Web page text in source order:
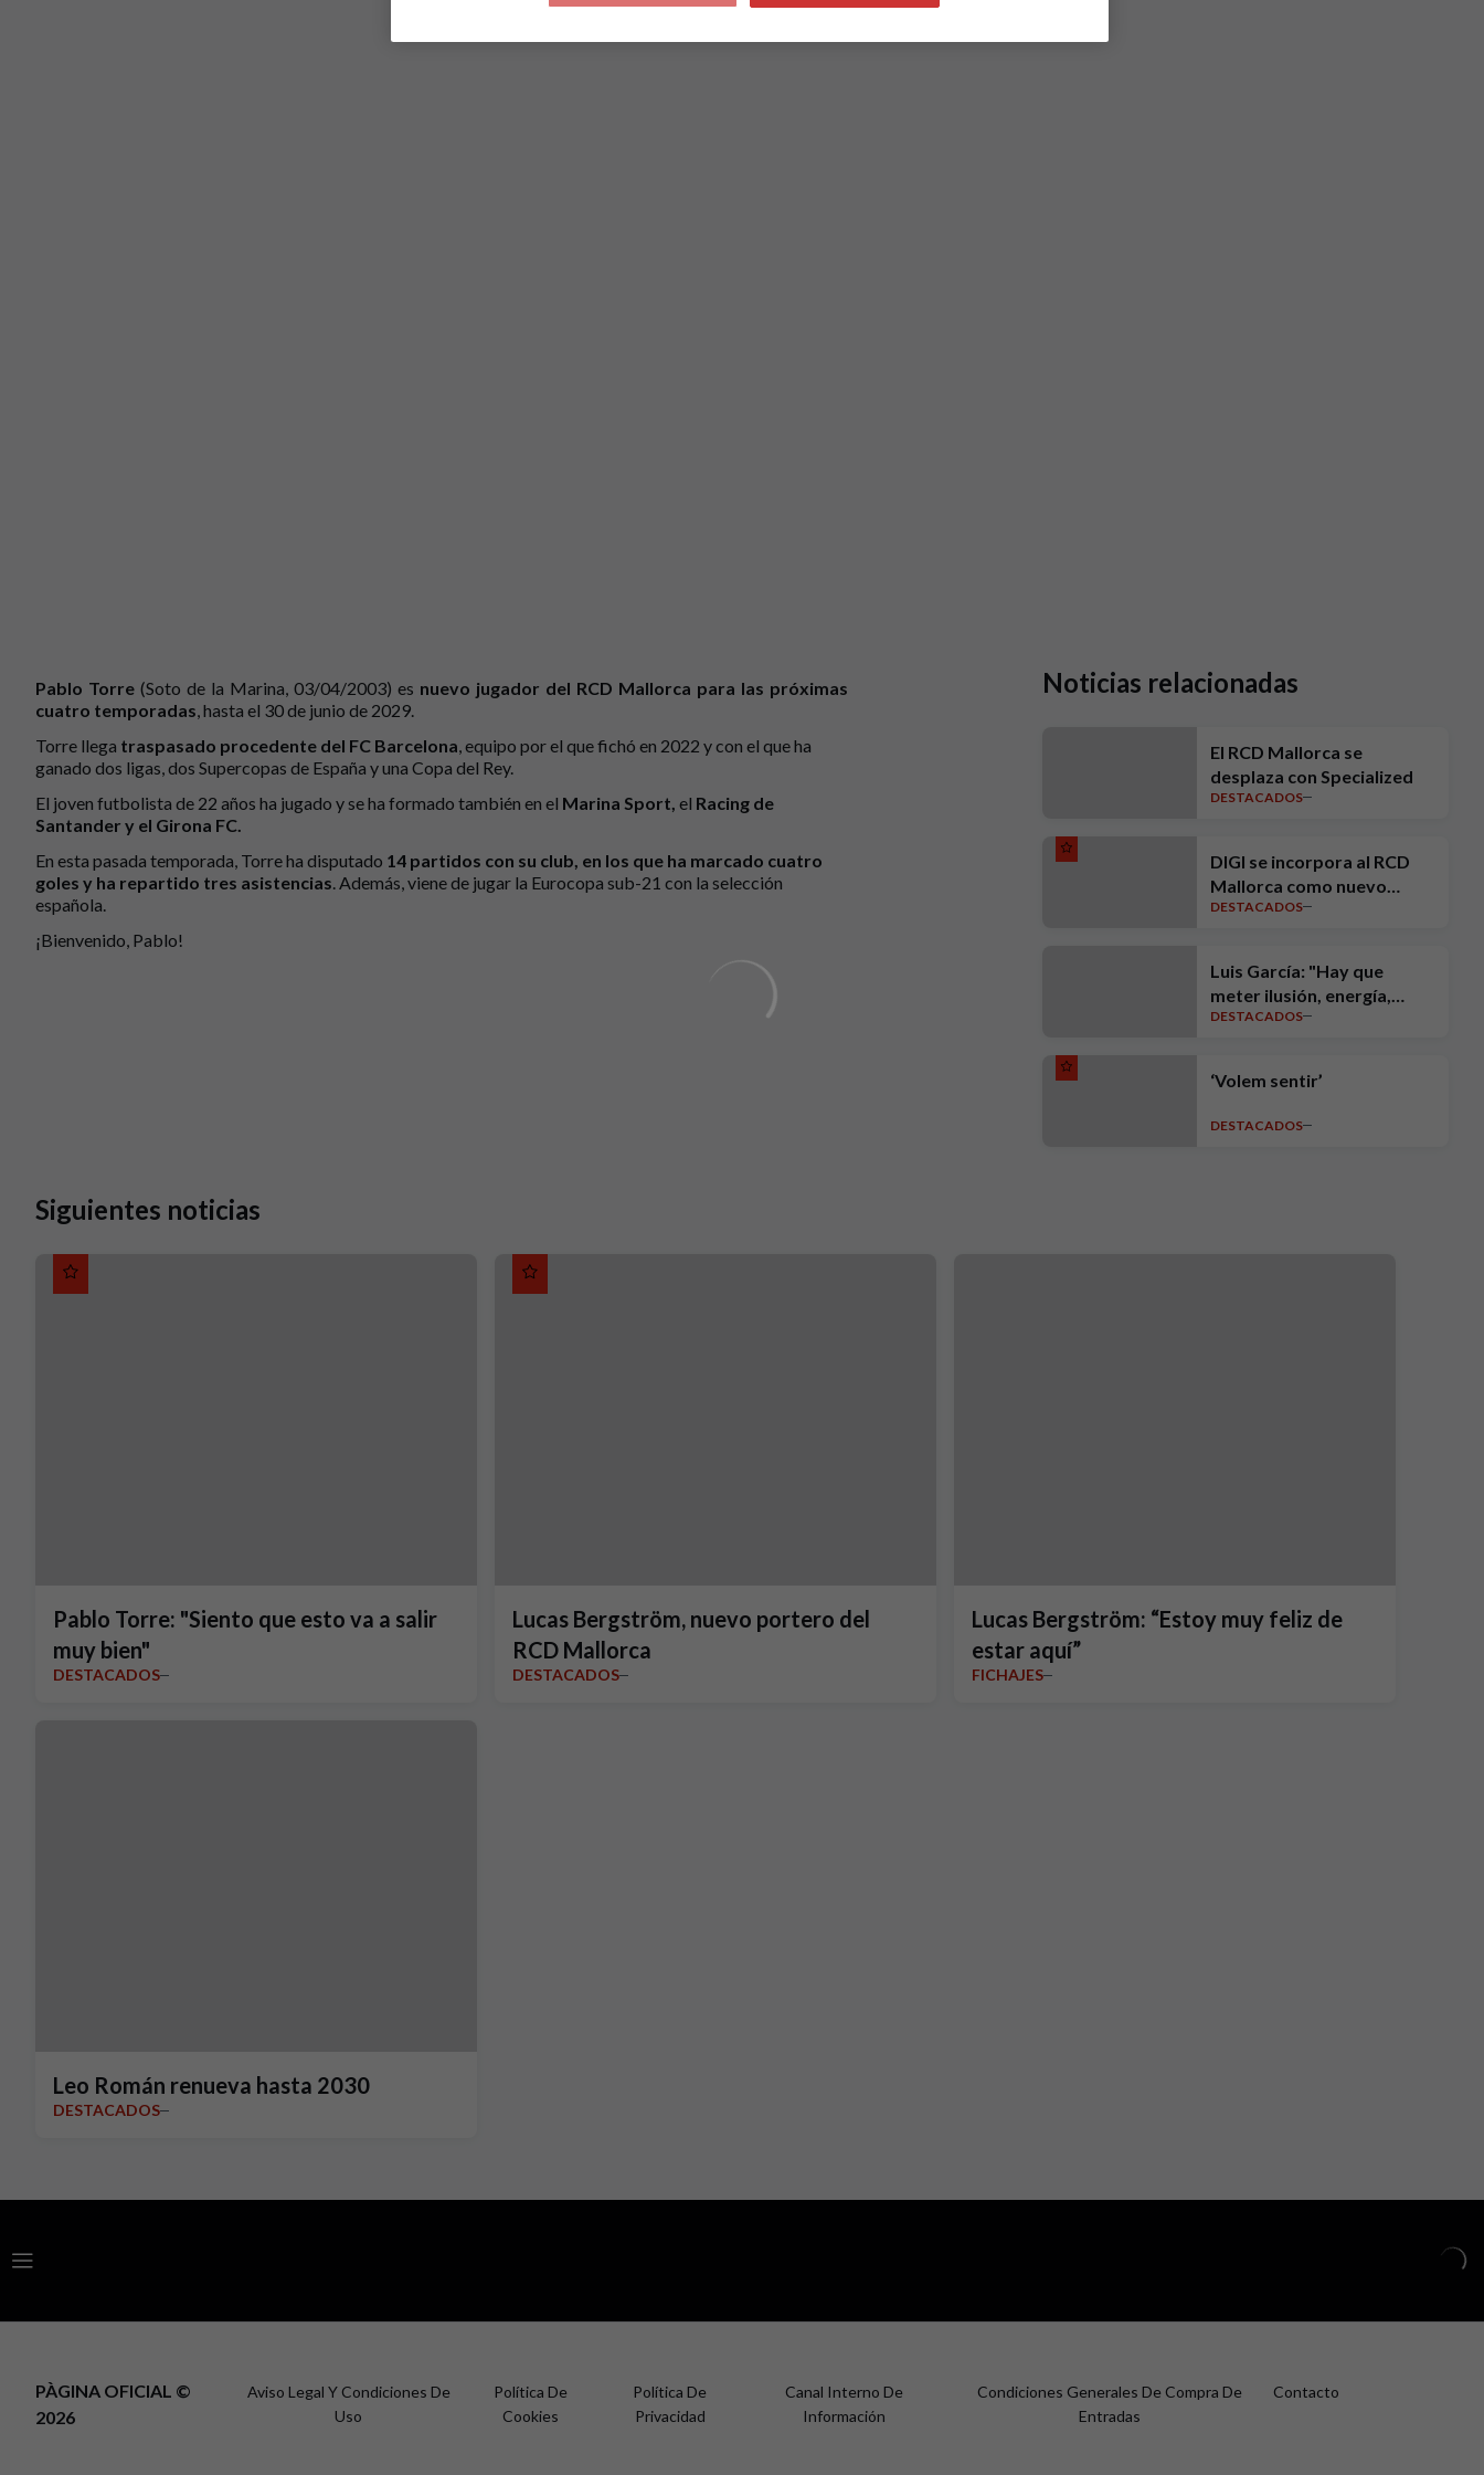
Pablo Torre (Soto de la Marina, 03/04/2003) es nuevo jugador del RCD Mallorca para las próximas
cuatro temporadas, hasta el 30 de junio de 2029.
Torre llega traspasado procedente del FC Barcelona, equipo por el que fichó en 2022 y con el que ha
ganado dos ligas, dos Supercopas de España y una Copa del Rey.
El joven futbolista de 22 años ha jugado y se ha formado también en el Marina Sport, el Racing de
Santander y el Girona FC.
En esta pasada temporada, Torre ha disputado 14 partidos con su club, en los que ha marcado cuatro
goles y ha repartido tres asistencias. Además, viene de jugar la Eurocopa sub-21 con la selección
española.
¡Bienvenido, Pablo!
Noticias relacionadas
El RCD Mallorca se
desplaza con Specialized
DESTACADOS
DIGI se incorpora al RCD
Mallorca como nuevo
Patrocinador Oficial
DESTACADOS
Luis García: "Hay que
meter ilusión, energía,
intensidad, ambición y
DESTACADOS
‘Volem sentir’
DESTACADOS
Siguientes noticias
Pablo Torre: "Siento que esto va a salir
muy bien"
DESTACADOS
Lucas Bergström, nuevo portero del
RCD Mallorca
DESTACADOS
Lucas Bergström: “Estoy muy feliz de
estar aquí”
FICHAJES
Leo Román renueva hasta 2030
DESTACADOS
Aviso Legal Y Condiciones De
Uso
Política De
Cookies
Política De
Privacidad
Canal Interno De
Información
Condiciones Generales De Compra De
Entradas
Contacto
PÀGINA OFICIAL ©
2026